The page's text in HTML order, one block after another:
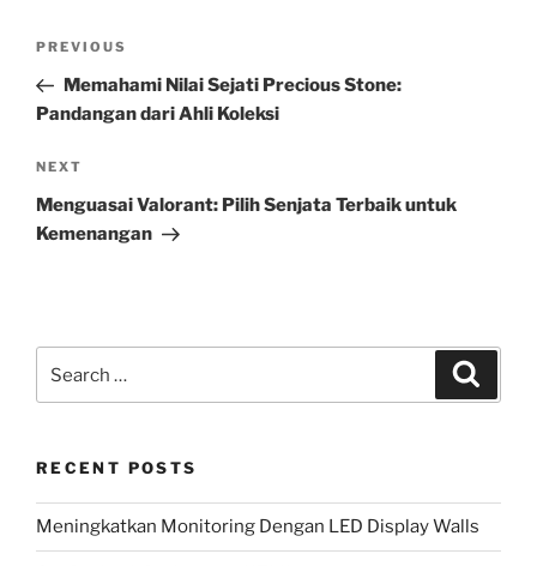
Previous
Post
PREVIOUS
Memahami Nilai Sejati Precious Stone:
Pandangan dari Ahli Koleksi
Next
Post
NEXT
Menguasai Valorant: Pilih Senjata Terbaik untuk
Kemenangan
RECENT POSTS
Meningkatkan Monitoring Dengan LED Display Walls